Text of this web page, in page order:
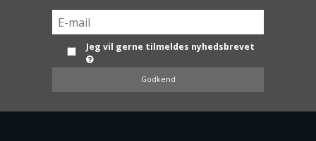
Jeg vil gerne tilmeldes nyhedsbrevet
Godkend